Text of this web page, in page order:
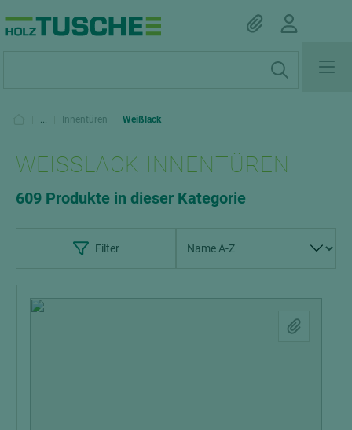
... Innentüren Weißlack
WEISSLACK INNENTÜREN
609 Produkte in dieser Kategorie
Filter